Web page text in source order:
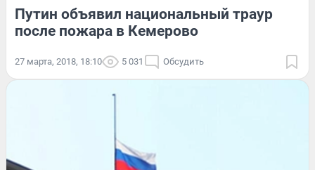
Путин объявил национальный траур
после пожара в Кемерово
27 марта, 2018, 18:10 5 031 Обсудить